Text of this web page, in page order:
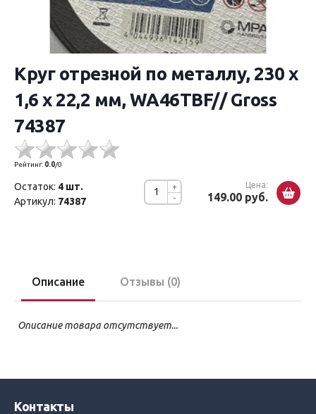
Круг отрезной по металлу, 230 х
1,6 х 22,2 мм, WA46TBF// Gross
74387
Рейтинг: 0.0/0
-
+ Цена:
149.00 руб.
Остаток: 4 шт.
Артикул: 74387
Описание Отзывы (0)
Описание товара отсутствует...
Контакты